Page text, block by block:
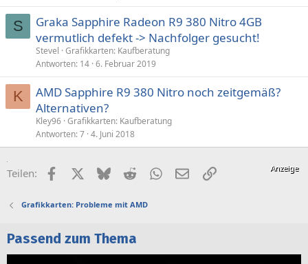
S
Graka Sapphire Radeon R9 380 Nitro 4GB
vermutlich defekt -> Nachfolger gesucht!
Stevel Grafikkarten: Kaufberatung
Antworten 14 6. Februar 2019
K
AMD Sapphire R9 380 Nitro noch zeitgemäß?
Alternativen?
Kley96 Grafikkarten: Kaufberatung
Antworten 7 4. Juni 2018
Teilen: FacebookX (Twitter)
BlueskyRedditWhatsApp
E-MailLink
Grafikkarten: Probleme mit AMD
Passend zum Thema